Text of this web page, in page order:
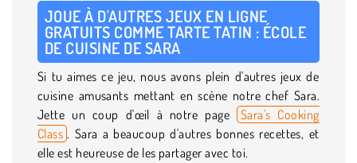
JOUE À D'AUTRES JEUX EN LIGNE
GRATUITS COMME TARTE TATIN : ÉCOLE
DE CUISINE DE SARA
Si tu aimes ce jeu, nous avons plein d'autres jeux de
cuisine amusants mettant en scène notre chef Sara.
Jette un coup d'œil à notre page
Sara's Cooking
Class . Sara a beaucoup d'autres bonnes recettes, et
elle est heureuse de les partager avec toi.